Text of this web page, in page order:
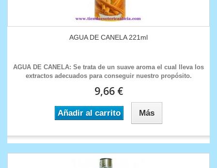
AGUA DE CANELA 221ml
AGUA DE CANELA: Se trata de un suave aroma el cual lleva los
extractos adecuados para conseguir nuestro propósito.
9,66 €
Añadir al carrito Más